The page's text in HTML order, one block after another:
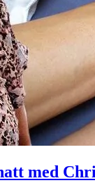
med